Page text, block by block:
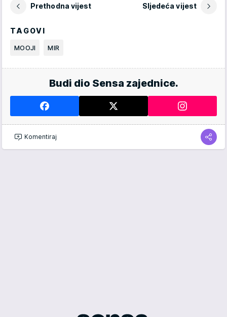
Prethodna vijest Sljedeća vijest
TAGOVI
MOOJI MIR
Budi dio Sensa zajednice.
Komentiraj